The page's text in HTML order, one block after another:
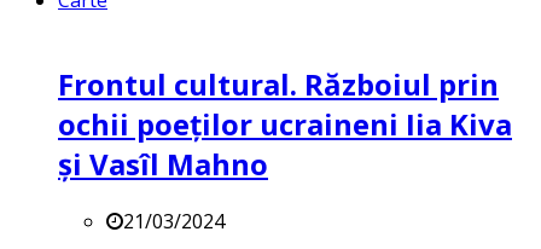
Frontul cultural. Războiul prin
ochii poeților ucraineni Iia Kiva
și Vasîl Mahno
21/03/2024